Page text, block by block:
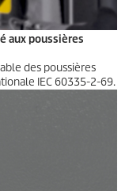
aux poussières
des poussières
IEC 60335-2-69.